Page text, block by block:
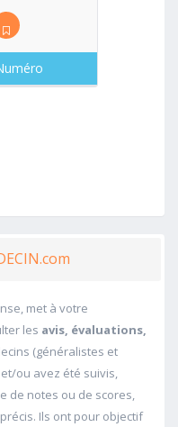
met à votre
les avis, évaluations,
(généralistes et
ou avez été suivis,
de notes ou de scores,
Ils ont pour objectif